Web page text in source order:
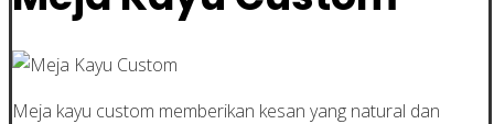
Meja kayu custom memberikan kesan yang natural dan